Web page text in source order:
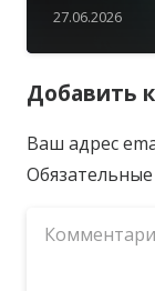
27.06.2026
Добавить
Ваш адрес